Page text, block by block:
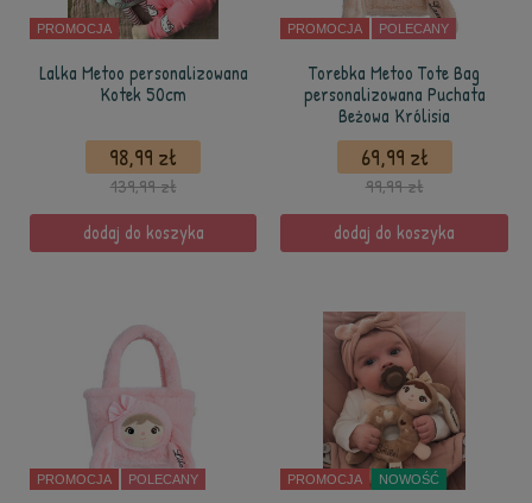
PROMOCJA
Lalka Metoo personalizowana
Kotek 50cm
98,99 zł
139,99 zł
dodaj do koszyka
PROMOCJA POLECANY
Torebka Metoo Tote Bag
personalizowana Puchata
Beżowa Królisia
69,99 zł
99,99 zł
dodaj do koszyka
PROMOCJA POLECANY PROMOCJA NOWOŚĆ